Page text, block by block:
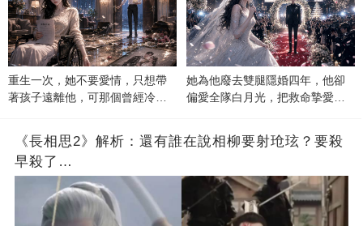
重生一次，她不要愛情，只想帶
著孩子遠離他，可那個曾經冷漠
她為他廢去雙腿隱婚四年，他卻
偏愛全隊白月光，把救命摯愛當
《長相思2》解析：還有誰在說相柳要射玱玹？要殺
早殺了…